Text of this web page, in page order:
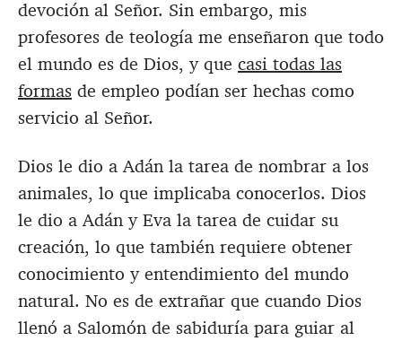
devoción al Señor. Sin embargo, mis
profesores de teología me enseñaron que todo
el mundo es de Dios, y que casi todas las
formas de empleo podían ser hechas como
servicio al Señor.
Dios le dio a Adán la tarea de nombrar a los
animales, lo que implicaba conocerlos. Dios
le dio a Adán y Eva la tarea de cuidar su
creación, lo que también requiere obtener
conocimiento y entendimiento del mundo
natural. No es de extrañar que cuando Dios
llenó a Salomón de sabiduría para guiar al